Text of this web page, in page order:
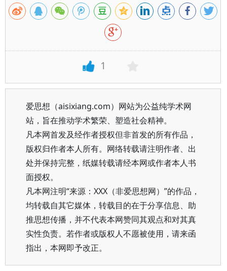
1
爱思想（aisixiang.com）网站为公益纯学术网
站，旨在推动学术繁荣、塑造社会精神。
凡本网首发及经作者授权但非首发的所有作品，
版权归作者本人所有。网络转载请注明作者、出
处并保持完整，纸媒转载请经本网或作者本人书
面授权。
凡本网注明“来源：XXX（非爱思想网）”的作品，
均转载自其它媒体，转载目的在于分享信息、助
推思想传播，并不代表本网赞同其观点和对其真
实性负责。若作者或版权人不愿被使用，请来函
指出，本网即予改正。